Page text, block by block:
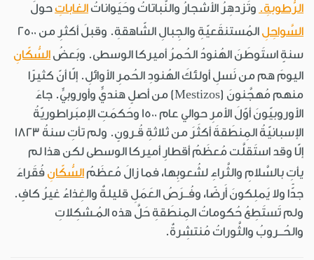
الرُّطوبةِ. وتَزدهِرُ الأشجارُ والنَّباتاتُ وحَيَواناتُ الغاباتِحولَ
السَّواحِلِ
المُستنقَعيّةِ والجِبالِ الشّاهقةِ. وقبلَ أكثرِ من 2500
سنةٍ استَوطَنَ الهُنودُ الحُمرُ أميركا الوسطى. وبَعضُ السُّكّانِ
اليومَ هم من نَسلِ أولئكَ الهُنودِ الحُمرِ الأوائلِ. إلّا أنّ كثيرًا
منهم مُهجَّنونَ (Mestizos) من أصلٍ هنديٍّ وأوروبيٍّ. جاءَ
الأوروبيّونَ أوّلَ الأمرِ حوالي عام 1500 وحَكمَتِ الإمبَراطوريّةُ
الإسبانيّةُ المِنطَقةَ أكثَرَ من ثلاثةِ قُـرونٍ. ولم تأتِ سنةُ 1823
إلّا وقد استَقلَّت مُعظَمُ أقطارِ أميركا الوسطى لكن هذا لم
يأتِ بالسَّلامِ والثَّراءِ لشُعوبِها، فما زالَ مُعظَمُ السُّكّانِفُقَراءَ
جدًّا ولا يَملِكونَ أَرضًا، وفُــرَصُ العَمَلِ قليلةٌ والغِذاءُ غيرُ كافٍ.
ولم تَستَطِعُ حُكوماتُ المِنطَقةِ حَلَّ هذه المُـشكِلاتِ
والحُــروبُ والثَّوراتُ مُنتشِرةٌ.